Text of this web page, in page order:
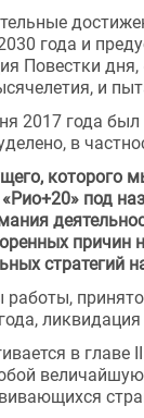
года и
Повестки
и
2017 года
в
которого
под
стратегий
работы,
в главе